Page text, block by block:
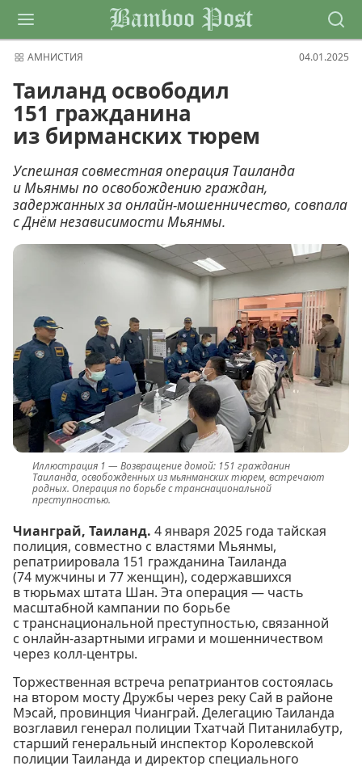
Bamboo Post
АМНИСТИЯ 04.01.2025
Таиланд освободил
151 гражданина
из бирманских тюрем
Успешная совместная операция Таиланда
и Мьянмы по освобождению граждан,
задержанных за онлайн-мошенничество, совпала
с Днём независимости Мьянмы.
Возвращение домой: 151 гражданин
Таиланда, освобожденных из мьянманских тюрем, встречают
родных. Операция по борьбе с транснациональной
преступностью.
Чианграй, Таиланд. 4 января 2025 года тайская
полиция, совместно с властями Мьянмы,
репатриировала 151 гражданина Таиланда
(74 мужчины и 77 женщин), содержавшихся
в тюрьмах штата Шан. Эта операция — часть
масштабной кампании по борьбе
с транснациональной преступностью, связанной
с онлайн-азартными играми и мошенничеством
через колл-центры.
Торжественная встреча репатриантов состоялась
на втором мосту Дружбы через реку Сай в районе
Мэсай, провинция Чианграй. Делегацию Таиланда
возглавил генерал полиции Тхатчай Питанилабутр,
старший генеральный инспектор Королевской
полиции Таиланда и директор специального